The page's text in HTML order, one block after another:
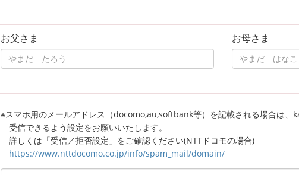
お父さま お母さま
※スマホ用のメールアドレス（docomo,au,softbank等）を記載される場合は
受信できるよう設定をお願いいたします。
詳しくは「受信／拒否設定」をご確認ください(NTTドコモの場合)
https://www.nttdocomo.co.jp/info/spam_mail/domain/